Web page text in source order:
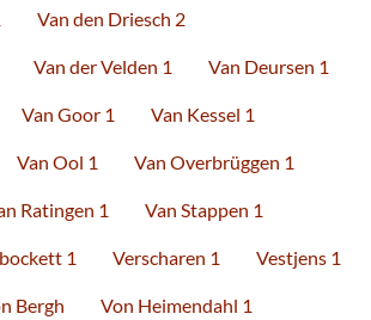
Van den Driesch 2
Van der Velden 1 Van Deursen 1
Van Goor 1 Van Kessel 1
Van Ool 1 Van Overbrüggen 1
Ratingen 1 Van Stappen 1
1 Verscharen 1 Vestjens 1
Bergh Von Heimendahl 1